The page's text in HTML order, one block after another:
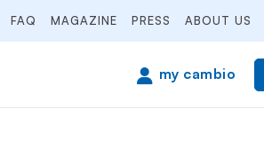
FAQ MAGAZINE PRESS ABOUT US
my cambio